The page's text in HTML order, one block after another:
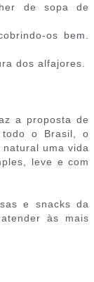
de sopa de
os bem.
dos alfajores.
a proposta de
todo o Brasil, o
uma vida
leve e com
e snacks da
às mais